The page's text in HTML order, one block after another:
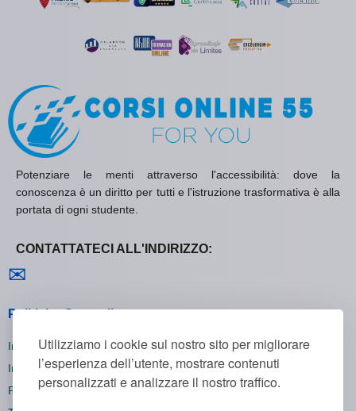
Utilizziamo i cookie sul nostro sito per migliorare
l’esperienza dell’utente, mostrare contenuti
personalizzati e analizzare il nostro traffico.
Potenziare le menti attraverso l'accessibilità: dove la
conoscenza è un diritto per tutti e l'istruzione trasformativa è alla
portata di ogni studente.
CONTATTATECI ALL'INDIRIZZO:
✉
Politiche Generali
Informativa sulla Privacy
Informativa sui Cookie
Politica di Rimborso